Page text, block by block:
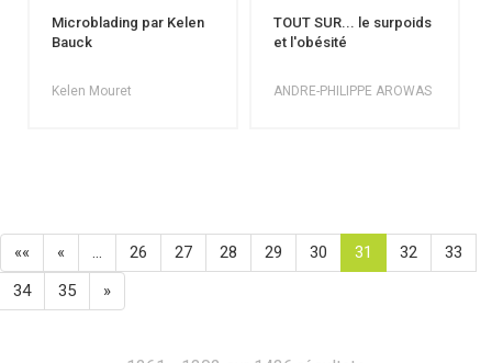
Microblading par Kelen
Bauck
Kelen Mouret
TOUT SUR... le surpoids
et l'obésité
ANDRE-PHILIPPE AROWAS
«« « … 26 27 28 29 30 31 32
33
34
35 »